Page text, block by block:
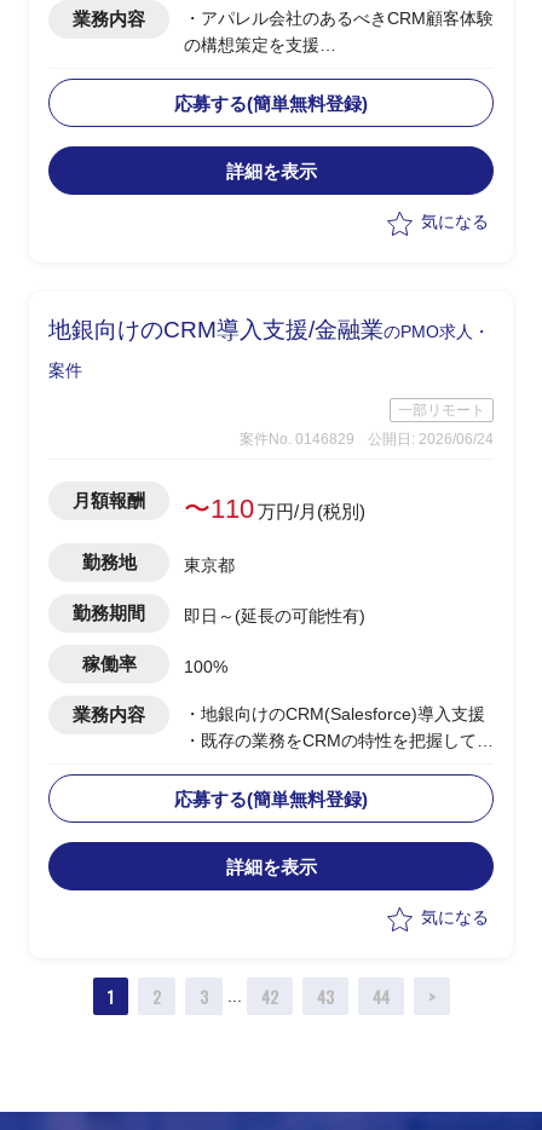
業務内容
・アパレル会社のあるべきCRM顧客体験
の構想策定を支援
内の主要メンバーの方と合意形成した上
で
OMO機能を含めたあるべき姿を具体化
・幹部の合意を得るために、ユーザー調
て、
→調査自体は、あまり難易度は高くな
く、地道なディスクトップ調査がメイン
・基幹システムを含めたシステム領域
は、弊社コンサル担当がおり、双方で連
いく
・CRM構想として期待されているポイン
トは、OMO機能、EC機能、MA&CDP活
用によるパーソナライズCRMなど
応募する(簡単無料登録)
詳細を表示
気になる
地銀向けのCRM導入支援/金融業のPMO求人・
案件
一部リモート
案件No. 0146829
公開日: 2026/06/24
月額報酬 〜110万円/月(税別)
勤務地 東京都
勤務期間 即日～(延長の可能性有)
稼働率 100%
業務内容
・地銀向けのCRM(Salesforce)導入支援
・既存の業務をCRMの特性を把握して落
・下記想定業務内容
-現状業務のヒアリング
-課題整理
-スケジュール管理
応募する(簡単無料登録)
詳細を表示
気になる
1 2 3 ... 42 43 44 >